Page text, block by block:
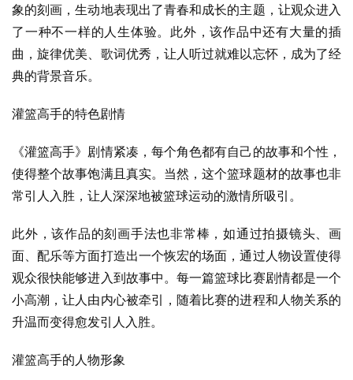
象的刻画，生动地表现出了青春和成长的主题，让观众进入
了一种不一样的人生体验。此外，该作品中还有大量的插
曲，旋律优美、歌词优秀，让人听过就难以忘怀，成为了经
典的背景音乐。
灌篮高手的特色剧情
《灌篮高手》剧情紧凑，每个角色都有自己的故事和个性，
使得整个故事饱满且真实。当然，这个篮球题材的故事也非
常引人入胜，让人深深地被篮球运动的激情所吸引。
此外，该作品的刻画手法也非常棒，如通过拍摄镜头、画
面、配乐等方面打造出一个恢宏的场面，通过人物设置使得
观众很快能够进入到故事中。每一篇篮球比赛剧情都是一个
小高潮，让人由内心被牵引，随着比赛的进程和人物关系的
升温而变得愈发引人入胜。
灌篮高手的人物形象